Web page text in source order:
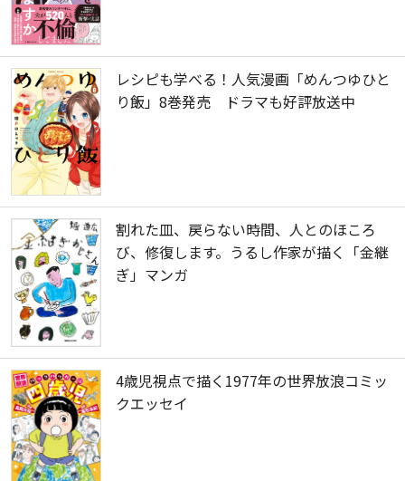
レシピも学べる！人気漫画「めんつゆひと
り飯」8巻発売 ドラマも好評放送中
割れた皿、戻らない時間、人とのほころ
び、修復します。うるし作家が描く「金継
ぎ」マンガ
4歳児視点で描く1977年の世界放浪コミッ
クエッセイ